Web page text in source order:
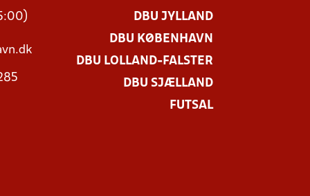
DBU JYLLAND
DBU KØBENHAVN
DBU LOLLAND-FALSTER
DBU SJÆLLAND
FUTSAL